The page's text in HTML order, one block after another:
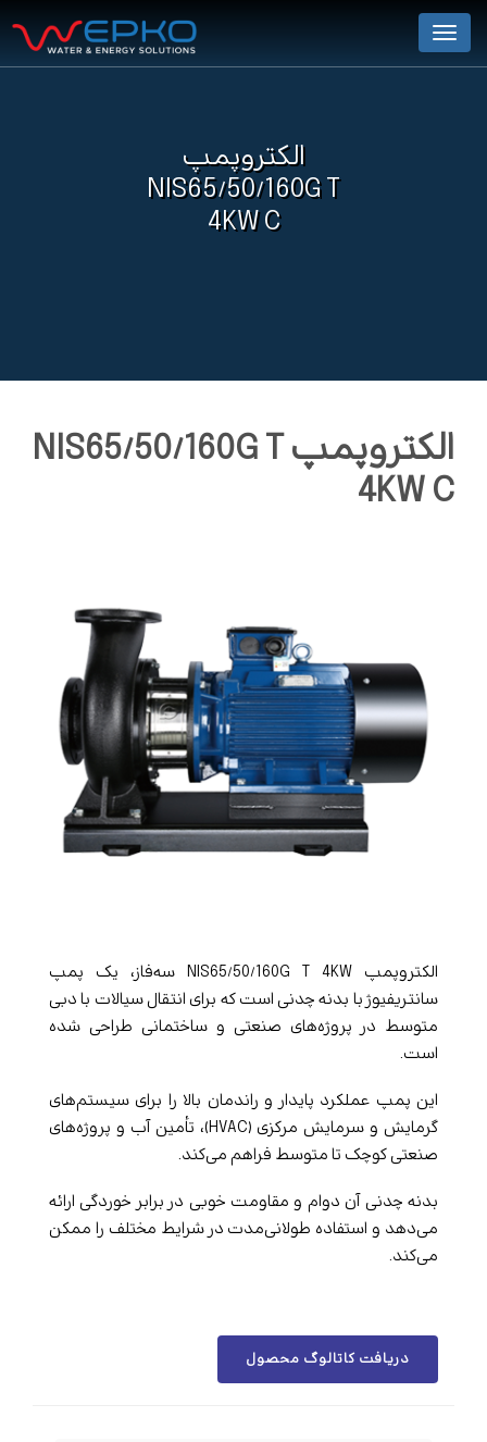
Menu
الکتروپمپ
NIS65/50/160G T
4KW C
الکتروپمپ NIS65/50/160G T
4KW C
الکتروپمپ NIS65/50/160G T 4KW سه‌فاز، یک پمپ
سانتریفیوژ با بدنه چدنی است که برای انتقال سیالات با دبی
متوسط در پروژه‌های صنعتی و ساختمانی طراحی شده
است.
این پمپ عملکرد پایدار و راندمان بالا را برای سیستم‌های
گرمایش و سرمایش مرکزی (HVAC)، تأمین آب و پروژه‌های
صنعتی کوچک تا متوسط فراهم می‌کند.
بدنه چدنی آن دوام و مقاومت خوبی در برابر خوردگی ارائه
می‌دهد و استفاده طولانی‌مدت در شرایط مختلف را ممکن
می‌کند.
دریافت کاتالوگ محصول